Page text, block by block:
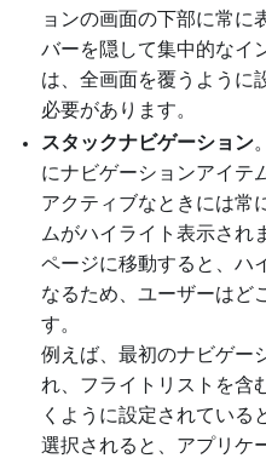
ョンの画面の下部に常に
バーを隠して集中的なイ
は、全画面を覆うように
必要があります。
スタックナビゲーション
にナビゲーションアイテ
アクティブなときには常
ムがハイライト表示され
ページに移動すると、ハ
なるため、ユーザーはど
す。
例えば、最初のナビゲー
れ、フライトリストを含
くように設定されている
選択されると、アプリケ